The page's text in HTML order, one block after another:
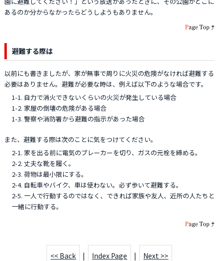
あるのか分からなかったらどうしようもありません。
避難する際は
以前にも書きましたが、家が無事で周りに火災の危険がなければ避難する
必要はありません。避難が必要な時は、例えば以下のような場合です。
1-1. 自力で消火できないくらいの火災が発生している場合
1-2. 家屋の倒壊の危険がある場合
1-3. 警察や消防署から避難の指示があった場合
また、避難する際は次のことに気をつけてください。
2-1. 家を出る前に電気のブレーカーを切り、ガスの元栓を締める。
2-2. 丈夫な靴を履く。
2-3. 荷物は最小限にする。
2-4. 自転車やバイク、車は使わない。必ず歩いて避難する。
2-5. 一人で行動するのではなく、できれば家族や友人、近所の人たちと
一緒に行動する。
<< Back | Index Page | Next >>